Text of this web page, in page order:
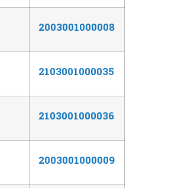
2003001000008
2103001000035
2103001000036
2003001000009